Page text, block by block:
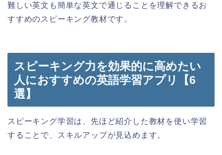
難しい英文も簡単な英文で通じることを理解できるお
すすめのスピーキング教材です。
スピーキング力を効果的に高めたい
人におすすめの英語学習アプリ【6
選】
スピーキング学習は、先ほど紹介した教材を使い学習
することで、スキルアップが見込めます。